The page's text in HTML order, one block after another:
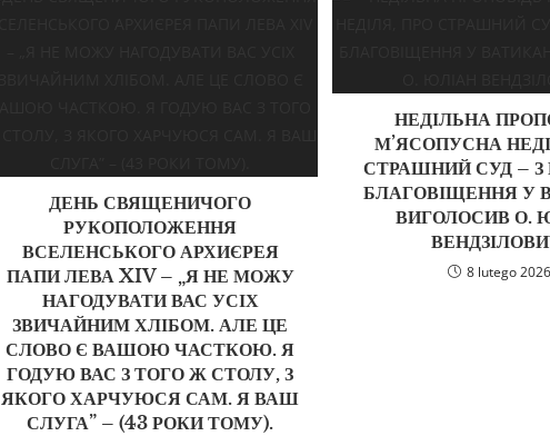
ДЕНЬ СВЯЩЕНИЧОГО
РУКОПОЛОЖЕННЯ
ВСЕЛЕНСЬКОГО АРХИЄРЕЯ
ПАПИ ЛЕВА XIV – „Я НЕ МОЖУ
НАГОДУВАТИ ВАС УСІХ
ЗВИЧАЙНИМ ХЛІБОМ. АЛЕ ЦЕ
СЛОВО Є ВАШОЮ ЧАСТКОЮ. Я
ГОДУЮ ВАС З ТОГО Ж СТОЛУ, З
ЯКОГО ХАРЧУЮСЯ САМ. Я ВАШ
СЛУГА” – (43 РОКИ ТОМУ).
НЕДІЛЬНА
М’ЯСОПУСНА
СТРАШНИЙ СУД – З
БЛАГОВІЩЕННЯ У
ВИГОЛОСИВ О.
8 lutego 2026